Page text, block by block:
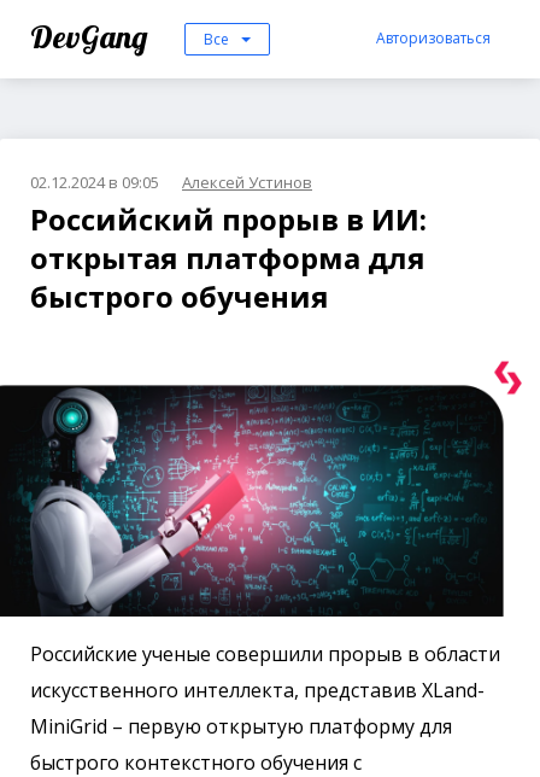
DevGang Все Авторизоваться
02.12.2024 в 09:05 Алексей Устинов
Российский прорыв в ИИ:
открытая платформа для
быстрого обучения
Российские ученые совершили прорыв в области
искусственного интеллекта, представив XLand-
MiniGrid – первую открытую платформу для
быстрого контекстного обучения с